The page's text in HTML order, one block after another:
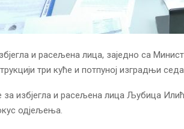
и расељена лица, заједно са
три куће и потпуној изградњи
избјегла и расељена лица Љубица
одјељења.